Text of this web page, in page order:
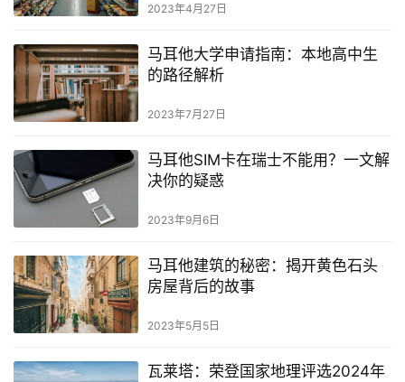
2023年4月27日
马耳他大学申请指南：本地高中生
的路径解析
2023年7月27日
马耳他SIM卡在瑞士不能用？一文解
决你的疑惑
2023年9月6日
马耳他建筑的秘密：揭开黄色石头
房屋背后的故事
2023年5月5日
瓦莱塔：荣登国家地理评选2024年